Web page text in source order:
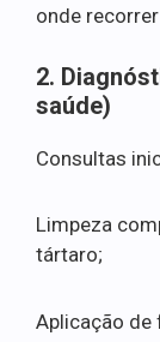
onde
2.
saúde)
Consultas
Limpeza
tártaro;
Aplicação de